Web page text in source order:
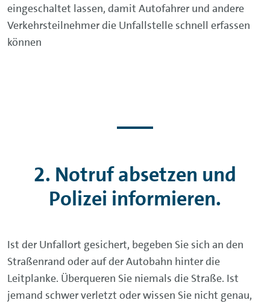
eingeschaltet lassen, damit Autofahrer und andere
Verkehrsteilnehmer die Unfallstelle schnell erfassen
können
2. Notruf absetzen und
Polizei informieren.
Ist der Unfallort gesichert, begeben Sie sich an den
Straßenrand oder auf der Autobahn hinter die
Leitplanke. Überqueren Sie niemals die Straße. Ist
jemand schwer verletzt oder wissen Sie nicht genau,